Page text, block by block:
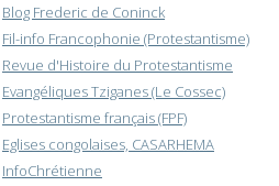
Blog Frederic de Coninck
Fil-info Francophonie (Protestantisme)
Revue d'Histoire du Protestantisme
Evangéliques Tziganes (Le Cossec)
Protestantisme français (FPF)
Eglises congolaises, CASARHEMA
InfoChrétienne